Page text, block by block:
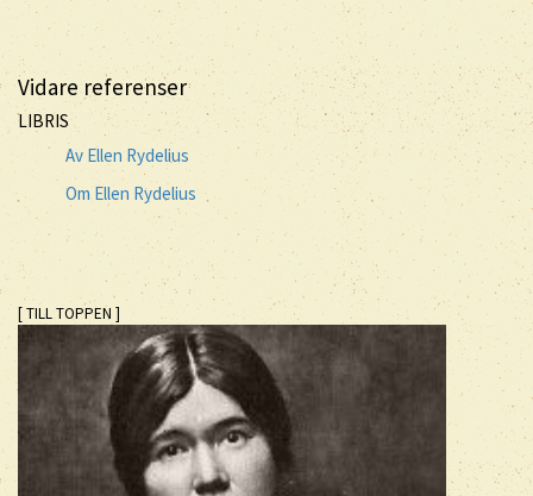
Vidare referenser
LIBRIS
Av Ellen Rydelius
Om Ellen Rydelius
[ TILL TOPPEN ]